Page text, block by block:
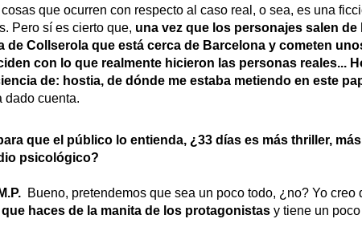
que ocurren con respecto al caso real, o sea, es una
Pero sí es cierto que, una vez que los personajes salen de
de Collserola que está cerca de Barcelona y cometen
con lo que realmente hicieron las personas reales...
de: hostia, de dónde me estaba metiendo en este
dado cuenta.
que el público lo entienda, ¿33 días es más thriller,
psicológico?
Bueno, pretendemos que sea un poco todo, ¿no? Yo creo
haces de la manita de los protagonistas y tiene un